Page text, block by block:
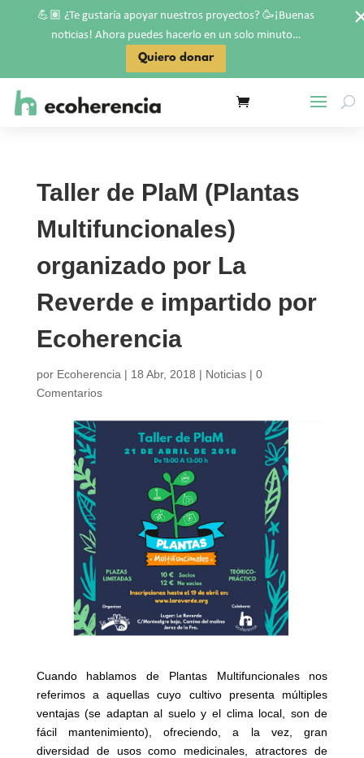
Taller de PlaM (Plantas
Multifuncionales)
organizado por La
Reverde e impartido por
Ecoherencia
por Ecoherencia | 18 Abr, 2018 | Noticias| 0
Comentarios
Cuando hablamos de Plantas Multifuncionales nos
referimos a aquellas cuyo cultivo presenta múltiples
ventajas (se adaptan al suelo y el clima local, son de
fácil mantenimiento), ofreciendo, a la vez, gran
diversidad de usos como medicinales, atractores de
💪🏽 ¿Te gustaría apoyar nuestros proyectos? 🥳¡Buenas
noticias! Ahora puedes hacerlo en un solo minuto…
Quiero donar